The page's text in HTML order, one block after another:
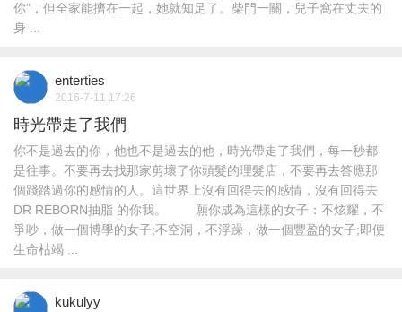
你”，但全家能擠在一起，她就知足了。柴門一關，兒子窩在丈夫的
身 ...
enterties
2016-7-11 17:26
時光帶走了我們
你不是過去的你，他也不是過去的他，時光帶走了我們，每一秒都
是往事。不要再去找那家剪壞了你頭髮的理髮店，不要再去答應那
個踐踏過你的感情的人。這世界上沒有回得去的感情，沒有回得去
DR REBORN抽脂 的你我。 願你成為這樣的女子：不炫耀，不
爭吵，做一個博學的女子;不空洞，不浮躁，做一個豐盈的女子;即便
生命枯竭 ...
kukulyy